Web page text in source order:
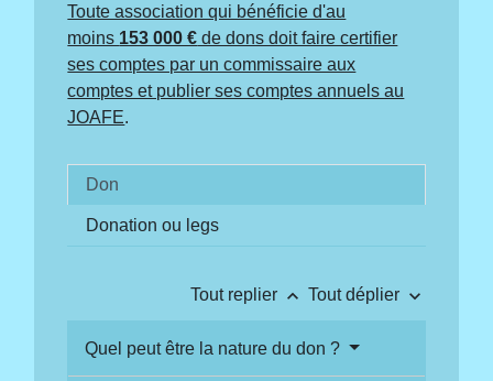
Toute association qui bénéficie d'au
moins 153 000 € de dons doit faire certifier
ses comptes par un commissaire aux
comptes et publier ses comptes annuels au
JOAFE.
Don
Donation ou legs
Tout replier keyboard_arrow_up Tout déplier keyboard_arrow_down
Quel peut être la nature du don ?